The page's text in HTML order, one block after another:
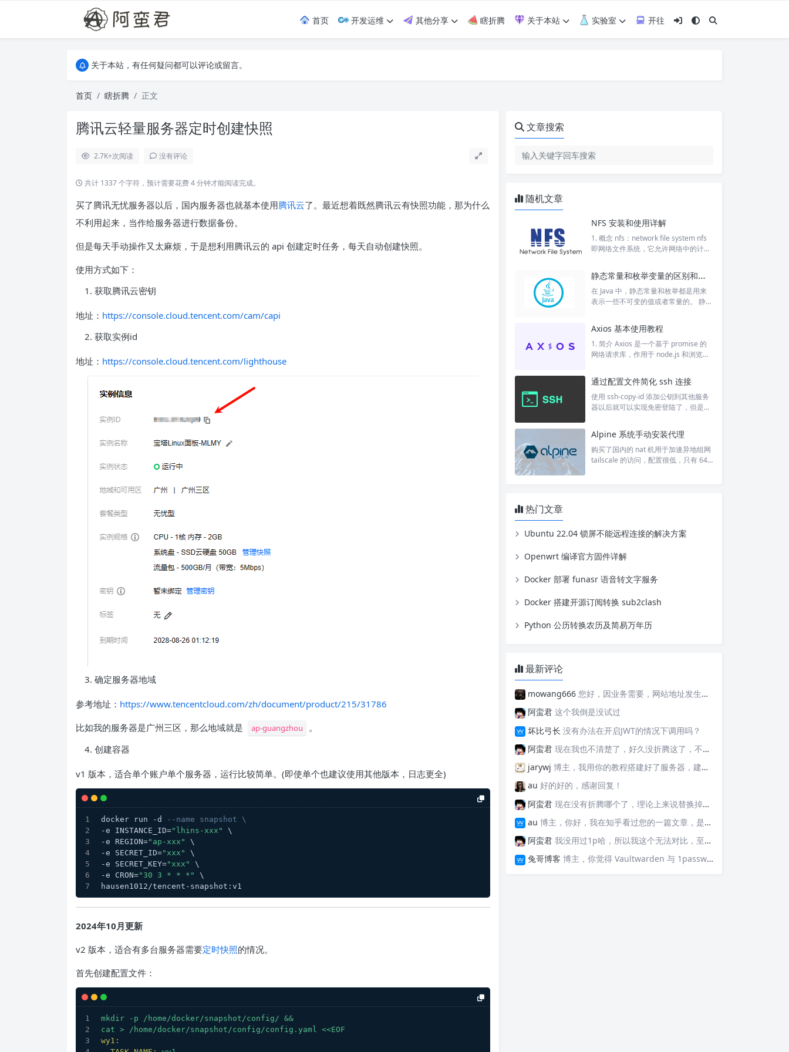
首页 开发运维 其他分享 瞎折腾 关于本站 实验室
开往
关于本站，有任何疑问都可以评论或留言。
关于本站，有任何疑问都可以评论或留言。
首页
瞎折腾 正文
腾讯云轻量服务器定时创建快照
2.7K+次阅读 没有评论
共计 1337 个字符，预计需要花费 4 分钟才能阅读完成。
买了腾讯无忧服务器以后，国内服务器也就基本使用腾讯云了。最近想着既然腾讯云有快照功能，那为什么
不利用起来，当作给服务器进行数据备份。
但是每天手动操作又太麻烦，于是想利用腾讯云的 api 创建定时任务，每天自动创建快照。
使用方式如下：
获取腾讯云密钥
地址： https://console.cloud.tencent.com/cam/capi
获取实例id
地址： https://console.cloud.tencent.com/lighthouse
确定服务器地域
参考地址： https://www.tencentcloud.com/zh/document/product/215/31786
比如我的服务器是广州三区，那么地域就是
ap-guangzhou
。
创建容器
v1 版本，适合单个账户单个服务器，运行比较简单。(即使单个也建议使用其他版本，日志更全)
docker run -d
--name snapshot \
-e INSTANCE_ID="lhins-xxx"
\
-e REGION="ap-xxx"
\
-e SECRET_ID="xxx"
\
-e SECRET_KEY="xxx"
\
-e CRON="30 3 * * *"
\
hausen1012/tencent-snapshot:v1
2024年10月更新
v2 版本，适合有多台服务器需要定时快照的情况。
首先创建配置文件：
mkdir -p /home/docker/snapshot/config/ &&
cat > /home/docker/snapshot/config/config.yaml <<EOF
wy1:
文章搜索
随机文章
NFS 安装和使用详解
1. 概念 nfs：network file system nfs
即网络文件系统，它允许网络中的计算
分享的目录，挂载到本地客户端当中，
本地NFS的客户端应用可以透明地读写
位于远端NFS服务器上的文件，在客户
端看起来，就像访问本地文件一样。 nf
共享 2. 安装 yum install -y rpcbind nfs
-utils #...
静态常量和枚举变量的区别和联系
在 Java 中，静态常量和枚举都是用来
表示一些不可变的值或者常量的。 静态
义的，在程序运行期间其值不可修改。
静态常量通常作为全局常量使用，例
如： public class ResultCode { public
static final int OK_CODE = 200; public
Axios 基本使用教程
1. 简介 Axios 是一个基于 promise 的
网络请求库，作用于 node.js 和浏览器
截器、请求和响应转换、取消请求等。
具有如下特性： 从浏览器发出 XMLHtt
pRequests 从 node.js 发出 http 请求
支持 Promise API 拦截请求和响应 转
的自动转换 自动将数据对象序列化为正
文...
通过配置文件简化 ssh 连接
使用 ssh-copy-id 添加公钥到其他服务
器以后就可以实现免密登陆了，但是想
所以需要配置文件简化 ssh 连接。 通过
编辑 ~/.ssh/config 实现简化： Host m
yserver HostName example.com Use
r user Port 22 IdentityFile ~/.ssh/id_rs
Alpine 系统手动安装代理
购买了国内的 nat 机用于加速异地组网
tailscale 的访问，配置很低，只有 64
ositories /etc/apk/re...
热门文章
Ubuntu 22.04 锁屏不能远程连接的解决方案
Openwrt 编译官方固件详解
Docker 部署 funasr 语音转文字服务
Docker 搭建开源订阅转换 sub2clash
Python 公历转换农历及简易万年历
最新评论
mowang666 您好，因业务需要，网站地址发生变更，信息如下： 网站名称: 新锐博客 网站地址: https://blog.xrbk.cn 网站图标: https://blog.xrbk.cn/favicon.png 网站描述: 记录学习与分享资源 RSS地址：https://blog.xrbk.cn/atom.xml 请您及时更新，给你带来的不便敬请谅解
阿蛮君 这个我倒是没试过
坏比弓长 没有办法在开启JWT的情况下调用吗？
阿蛮君 现在我也不清楚了，好久没折腾这了，不好意思哈，现在用的tailscale
jarywj 博主，我用你的教程搭建好了服务器，建好了网络，但是客户端在替换planet文件后，加入了网络，服务器上看不到这个加入的客户端，这是为什么呢？
au 好的好的，感谢回复！
阿蛮君 现在没有折腾哪个了，理论上来说替换掉那些api就可以检测，https://v6.ident.me, https://6.ipw.cn, https://v6.yinghualuo.cn/bejson，不过我没有试过不知道行不行。我现在是用ddns-go这款工具。动态解析域名，并且可以触发webhook给我发送邮件的
au 博主，你好，我在知乎看过您的一篇文章，是关于使用Docker部署容器监控公网IP变动并主动发送邮件的“https://zhuanlan.zhihu.com/p/568074329”这篇文章，我想问的是，这个可以监控IPv6的变化并发送邮件嘛？因为我现在测试了，它只能发送IPv4的，请问如果要添加IPv6的变化，我该如何操作呢？谢谢您！
阿蛮君 我没用过1p哈，所以我这个无法对比，至少Vaultwarden我用了一两年感觉还不错
兔哥博客 博主，你觉得 Vaultwarden 与 1password 比哪个好用？我个人一直在用付费版的 1password，但最近也想自建试试Vaultwarden，又担心用不惯。